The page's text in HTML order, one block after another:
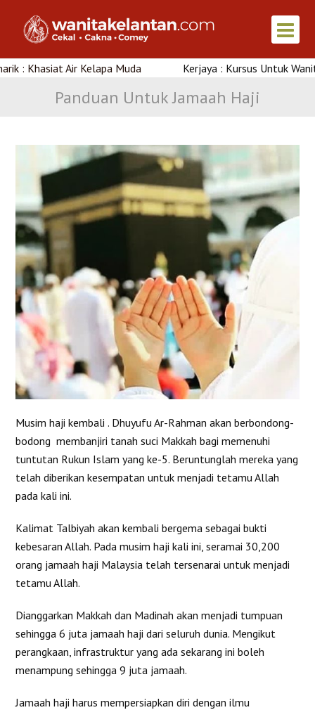
Air Kelapa Muda Kerjaya : Kursus Untuk Wanita Di
Panduan Untuk Jamaah Haji
Musim haji kembali . Dhuyufu Ar-Rahman akan berbondong-
bodong membanjiri tanah suci Makkah bagi memenuhi
tuntutan Rukun Islam yang ke-5. Beruntunglah mereka yang
telah diberikan kesempatan untuk menjadi tetamu Allah
pada kali ini.
Kalimat Talbiyah akan kembali bergema sebagai bukti
kebesaran Allah. Pada musim haji kali ini, seramai 30,200
orang jamaah haji Malaysia telah tersenarai untuk menjadi
tetamu Allah.
Dianggarkan Makkah dan Madinah akan menjadi tumpuan
sehingga 6 juta jamaah haji dari seluruh dunia. Mengikut
perangkaan, infrastruktur yang ada sekarang ini boleh
menampung sehingga 9 juta jamaah.
Jamaah haji harus mempersiapkan diri dengan ilmu